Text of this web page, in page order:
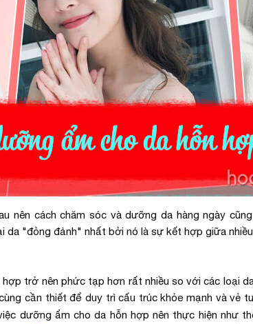
nên cách chăm sóc và dưỡng da hàng ngày
da "đỏng đảnh" nhất bởi nó là sự kết hợp giữa
trở nên phức tạp hơn rất nhiều so với các loại
cần thiết để duy trì cấu trúc khỏe mạnh và vẻ
dưỡng ẩm cho da hỗn hợp nên thực hiện như